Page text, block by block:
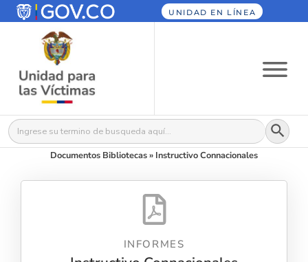
UNIDAD EN LÍNEA
Buscar: Botón
Documentos Bibliotecas» Instructivo Connacionales
INFORMES